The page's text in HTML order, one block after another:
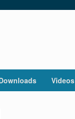
Videos